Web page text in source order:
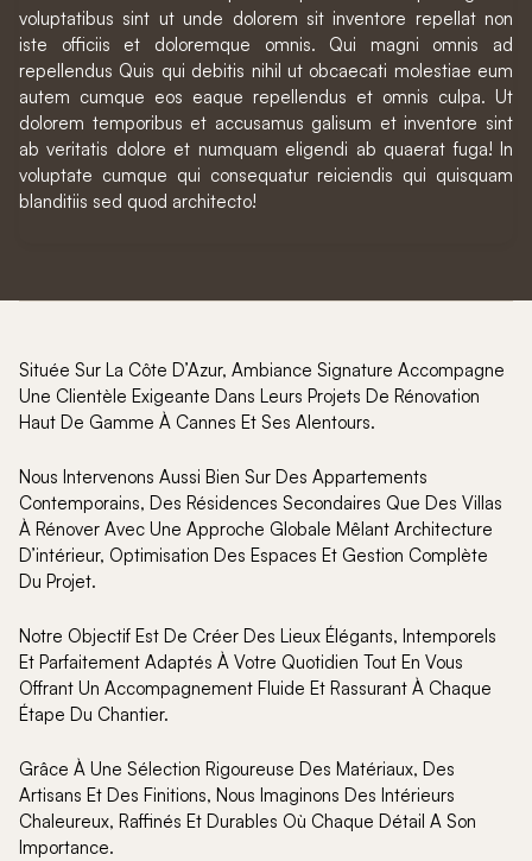
voluptatibus sint ut unde dolorem sit inventore repellat non
iste officiis et doloremque omnis. Qui magni omnis ad
repellendus Quis qui debitis nihil ut obcaecati molestiae eum
autem cumque eos eaque repellendus et omnis culpa. Ut
dolorem temporibus et accusamus galisum et inventore sint
ab veritatis dolore et numquam eligendi ab quaerat fuga! In
voluptate cumque qui consequatur reiciendis qui quisquam
blanditiis sed quod architecto!
Située Sur La Côte D’Azur, Ambiance Signature Accompagne
Une Clientèle Exigeante Dans Leurs Projets De Rénovation
Haut De Gamme À Cannes Et Ses Alentours.
Nous Intervenons Aussi Bien Sur Des Appartements
Contemporains, Des Résidences Secondaires Que Des Villas
À Rénover Avec Une Approche Globale Mêlant Architecture
D’intérieur, Optimisation Des Espaces Et Gestion Complète
Du Projet.
Notre Objectif Est De Créer Des Lieux Élégants, Intemporels
Et Parfaitement Adaptés À Votre Quotidien Tout En Vous
Offrant Un Accompagnement Fluide Et Rassurant À Chaque
Étape Du Chantier.
Grâce À Une Sélection Rigoureuse Des Matériaux, Des
Artisans Et Des Finitions, Nous Imaginons Des Intérieurs
Chaleureux, Raffinés Et Durables Où Chaque Détail A Son
Importance.